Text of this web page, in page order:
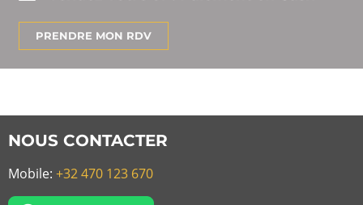
PRENDRE MON RDV
NOUS CONTACTER
Mobile: +32 470 123 670